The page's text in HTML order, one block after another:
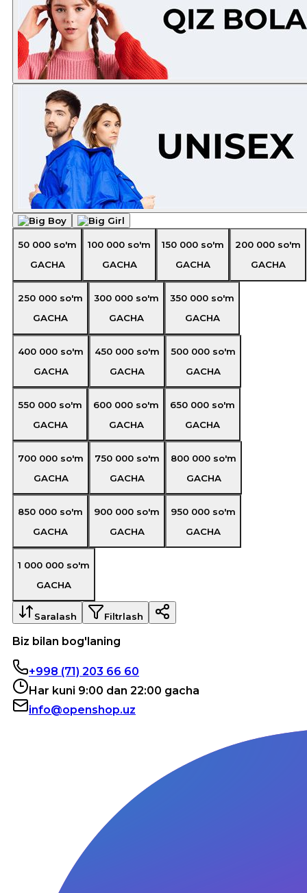
50 000 so'm
GACHA
100 000 so'm
GACHA
150 000 so'm
GACHA
200 000 so'm
GACHA
250 000 so'm
GACHA
300 000 so'm
GACHA
350 000 so'm
GACHA
400 000 so'm
GACHA
450 000 so'm
GACHA
500 000 so'm
GACHA
550 000 so'm
GACHA
600 000 so'm
GACHA
650 000 so'm
GACHA
700 000 so'm
GACHA
750 000 so'm
GACHA
800 000 so'm
GACHA
850 000 so'm
GACHA
900 000 so'm
GACHA
950 000 so'm
GACHA
1 000 000 so'm
GACHA
Saralash Filtrlash
Biz bilan bog'laning
+998 (71) 203 66 60
Har kuni 9:00 dan 22:00 gacha
info@openshop.uz